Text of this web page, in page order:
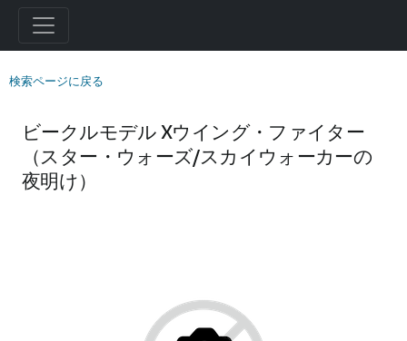
検索ページに戻る
ビークルモデル Xウイング・ファイター
（スター・ウォーズ/スカイウォーカーの
夜明け）